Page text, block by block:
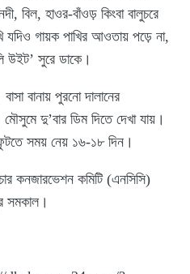
বিল, হাওর-বাঁওড় কিংবা বালুচরে
যদিও গায়ক পাখির আওতায় পড়ে না,
উইট’ সুরে ডাকে।
বানায় পুরনো দালানের
দু’বার ডিম দিতে দেখা যায়।
সময় নেয় ১৬-১৮ দিন।
কনজারভেশন কমিটি (এনসিসি)
সমকাল।